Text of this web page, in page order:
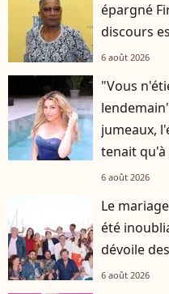
épargné
discours
6 août 2026
"Vous
jumeaux,
tenait qu'à
6 août 2026
Le
été
dévoile
6 août 2026